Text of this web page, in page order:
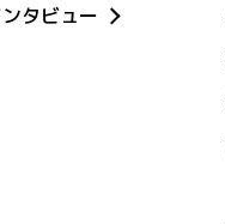
タビュー